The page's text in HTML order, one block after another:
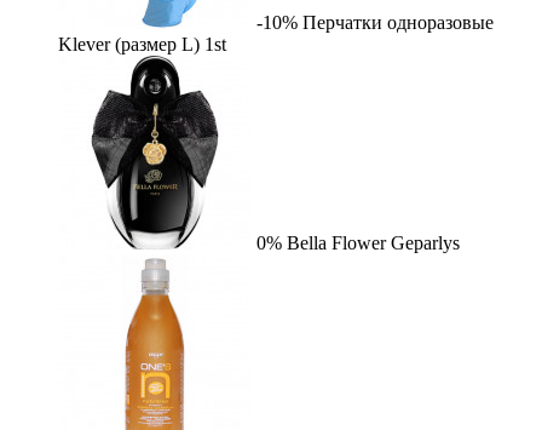
-10% Перчатки одноразовые
Klever (размер L) 1st
0% Bella Flower Geparlys